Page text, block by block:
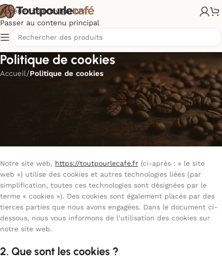
Accéder à la navigation
Passer au contenu principal
Politique de cookies
Accueil/Politique de cookies
Cette politique de cookies a été mise à jour pour la dernière
fois le 23 juin 2025 et s’applique aux citoyens et aux résidents
permanents légaux de l’Espace Économique Européen et de la
Notre site web, https://toutpourlecafe.fr (ci-après : « le site
web ») utilise des cookies et autres technologies liées (par
simplification, toutes ces technologies sont désignées par le
terme « cookies »). Des cookies sont également placés par des
tierces parties que nous avons engagées. Dans le document ci-
dessous, nous vous informons de l’utilisation des cookies sur
notre site web.
2. Que sont les cookies ?